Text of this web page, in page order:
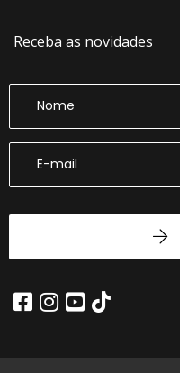
Receba as novidades